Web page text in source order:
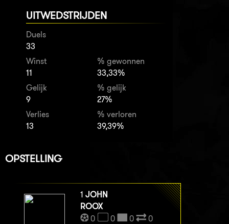
UITWEDSTRIJDEN
Duels
33
Winst
11
% gewonnen
33,33%
Gelijk
9
% gelijk
27%
Verlies
13
% verloren
39,39%
OPSTELLING
1 JOHN
ROOX
0
0 0 0